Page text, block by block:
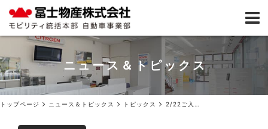
ニュース＆トピックス
トップページ ニュース＆トピックス トピックス